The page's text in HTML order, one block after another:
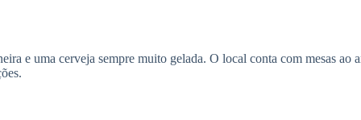
e uma cerveja sempre muito gelada. O local conta com mesas ao